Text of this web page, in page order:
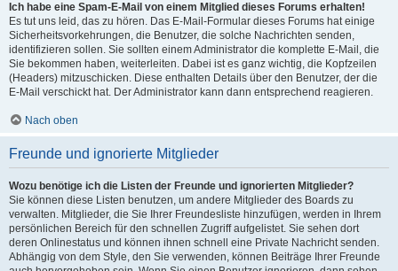
Ich habe eine Spam-E-Mail von einem Mitglied dieses Forums erhalten!
Es tut uns leid, das zu hören. Das E-Mail-Formular dieses Forums hat einige
Sicherheitsvorkehrungen, die Benutzer, die solche Nachrichten senden,
identifizieren sollen. Sie sollten einem Administrator die komplette E-Mail, die
Sie bekommen haben, weiterleiten. Dabei ist es ganz wichtig, die Kopfzeilen
(Headers) mitzuschicken. Diese enthalten Details über den Benutzer, der die
E-Mail verschickt hat. Der Administrator kann dann entsprechend reagieren.
Nach oben
Freunde und ignorierte Mitglieder
Wozu benötige ich die Listen der Freunde und ignorierten Mitglieder?
Sie können diese Listen benutzen, um andere Mitglieder des Boards zu
verwalten. Mitglieder, die Sie Ihrer Freundesliste hinzufügen, werden in Ihrem
persönlichen Bereich für den schnellen Zugriff aufgelistet. Sie sehen dort
deren Onlinestatus und können ihnen schnell eine Private Nachricht senden.
Abhängig von dem Style, den Sie verwenden, können Beiträge Ihrer Freunde